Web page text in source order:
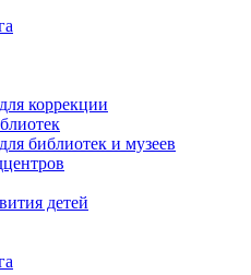
коррекции
библиотек и музеев
детей